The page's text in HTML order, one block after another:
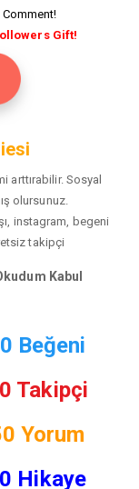
Gift!
Sosyal
olursunuz.
instagram, begeni
takipçi
Kabul
Beğeni
Takipçi
Yorum
Hikaye